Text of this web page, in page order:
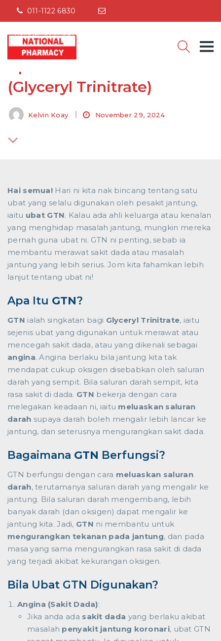
011-1122 6830
hello@nationalpharmacy.com.my
POST-HOSPITALIZATION CARE
(Glyceryl Trinitrate)
Kelvin Koay November 29, 2024
Hai semua! Hari ni kita nak bincang tentang satu
ubat yang selalu digunakan oleh pesakit jantung,
iaitu ubat GTN. Kalau ada ahli keluarga atau kenalan
yang menghidap masalah jantung, mungkin mereka
pernah guna ubat ni. GTN ni penting, sebab ia
membantu merawat sakit dada atau masalah
jantung yang lebih serius. Jom kita fahamkan lebih
lanjut tentang ubat ni!
Apa Itu GTN?
GTN ialah singkatan bagi Glyceryl Trinitrate, iaitu
sejenis ubat yang digunakan untuk merawat atau
mencegah sakit dada, atau yang dikenali sebagai
angina. Angina berlaku bila jantung kita tak
mendapat cukup oksigen disebabkan oleh saluran
darah yang sempit. Bila saluran darah sempit, kita
rasa sakit di dada. GTN bekerja dengan cara
melegakan keadaan ni, iaitu meluaskan saluran
darah supaya darah boleh mengalir lebih lancar ke
jantung, dan seterusnya mengurangkan sakit dada.
Bagaimana GTN Berfungsi?
GTN berfungsi dengan cara meluaskan saluran
darah, terutamanya saluran darah yang mengalir ke
jantung. Bila saluran darah mengembang, lebih
banyak darah (dan oksigen) dapat mengalir ke
jantung kita. Jadi, GTN ni membantu untuk
mengurangkan tekanan pada jantung, dan pada
masa yang sama mengurangkan rasa sakit di dada
yang terjadi akibat kekurangan oksigen.
Bila Ubat GTN Digunakan?
Angina (Sakit Dada):
Jika anda ada sakit dada yang berlaku akibat
masalah penyakit jantung koronari, ubat GTN